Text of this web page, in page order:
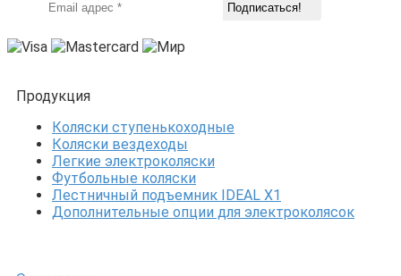
Продукция
Коляски ступенькоходные
Коляски вездеходы
Легкие электроколяски
Футбольные коляски
Лестничный подъемник IDEAL X1
Дополнительные опции для электроколясок